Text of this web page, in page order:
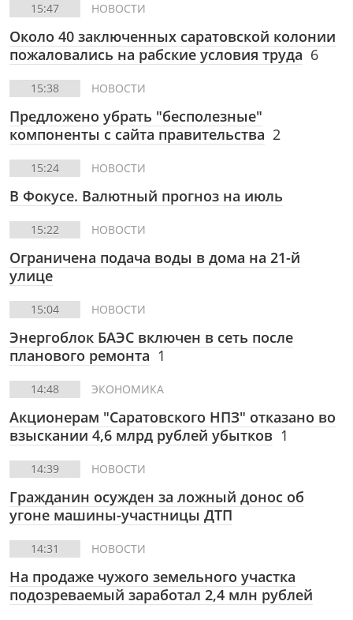
15:47 НОВОСТИ
Около 40 заключенных саратовской колонии
пожаловались на рабские условия труда 6
15:38 НОВОСТИ
Предложено убрать "бесполезные"
компоненты с сайта правительства 2
15:24 НОВОСТИ
В Фокусе. Валютный прогноз на июль
15:22 НОВОСТИ
Ограничена подача воды в дома на 21-й
улице
15:04 НОВОСТИ
Энергоблок БАЭС включен в сеть после
планового ремонта 1
14:48 ЭКОНОМИКА
Акционерам "Саратовского НПЗ" отказано во
взыскании 4,6 млрд рублей убытков 1
14:39 НОВОСТИ
Гражданин осужден за ложный донос об
угоне машины-участницы ДТП
14:31 НОВОСТИ
На продаже чужого земельного участка
подозреваемый заработал 2,4 млн рублей